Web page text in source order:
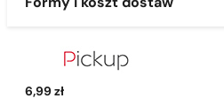
Formy i koszt dostaw
6,99 zł